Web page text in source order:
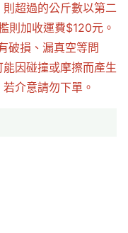
超過的公斤數以第二
則加收運費$120元。
破損、漏真空等問
因碰撞或摩擦而產生
介意請勿下單。